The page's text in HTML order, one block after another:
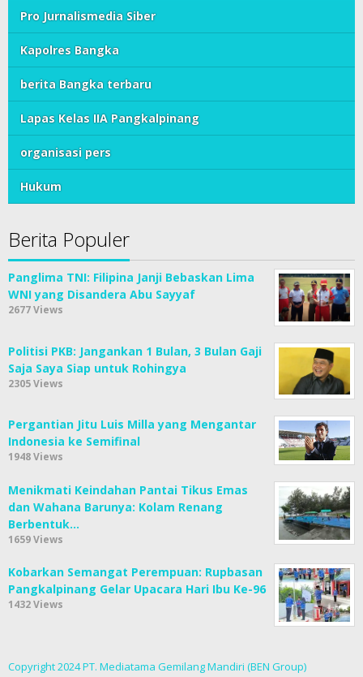
Pro Jurnalismedia Siber
Kapolres Bangka
berita Bangka terbaru
Lapas Kelas IIA Pangkalpinang
organisasi pers
Hukum
Berita Populer
Panglima TNI: Filipina Janji Bebaskan Lima
WNI yang Disandera Abu Sayyaf
2677 Views
Politisi PKB: Jangankan 1 Bulan, 3 Bulan Gaji
Saja Saya Siap untuk Rohingya
2305 Views
Pergantian Jitu Luis Milla yang Mengantar
Indonesia ke Semifinal
1948 Views
Menikmati Keindahan Pantai Tikus Emas
dan Wahana Barunya: Kolam Renang
Berbentuk…
1659 Views
Kobarkan Semangat Perempuan: Rupbasan
Pangkalpinang Gelar Upacara Hari Ibu Ke-96
1432 Views
Copyright 2024 PT. Mediatama Gemilang Mandiri (BEN Group)